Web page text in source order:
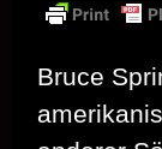
Bruce